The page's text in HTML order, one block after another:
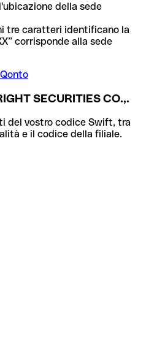
della sede
tre caratteri identificano la
corrisponde alla sede
SECURITIES CO.,.
del vostro codice Swift, tra
e il codice della filiale.